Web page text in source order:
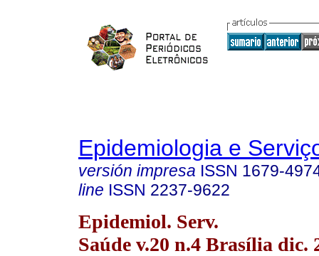
Epidemiologia e
versión impresa ISSN 1679-
line ISSN 2237-9622
Epidemiol. Serv.
Saúde v.20 n.4 Brasília dic.